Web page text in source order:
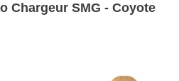
Chargeur SMG - Coyote